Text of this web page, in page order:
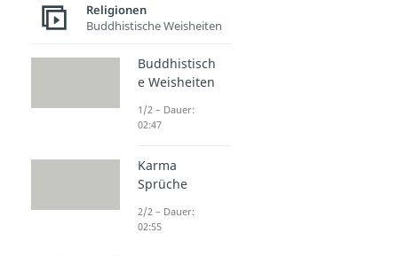
Religionen
Buddhistische Weisheiten
Buddhistisch
e Weisheiten
1/2 – Dauer:
02:47
Karma
Sprüche
2/2 – Dauer:
02:55